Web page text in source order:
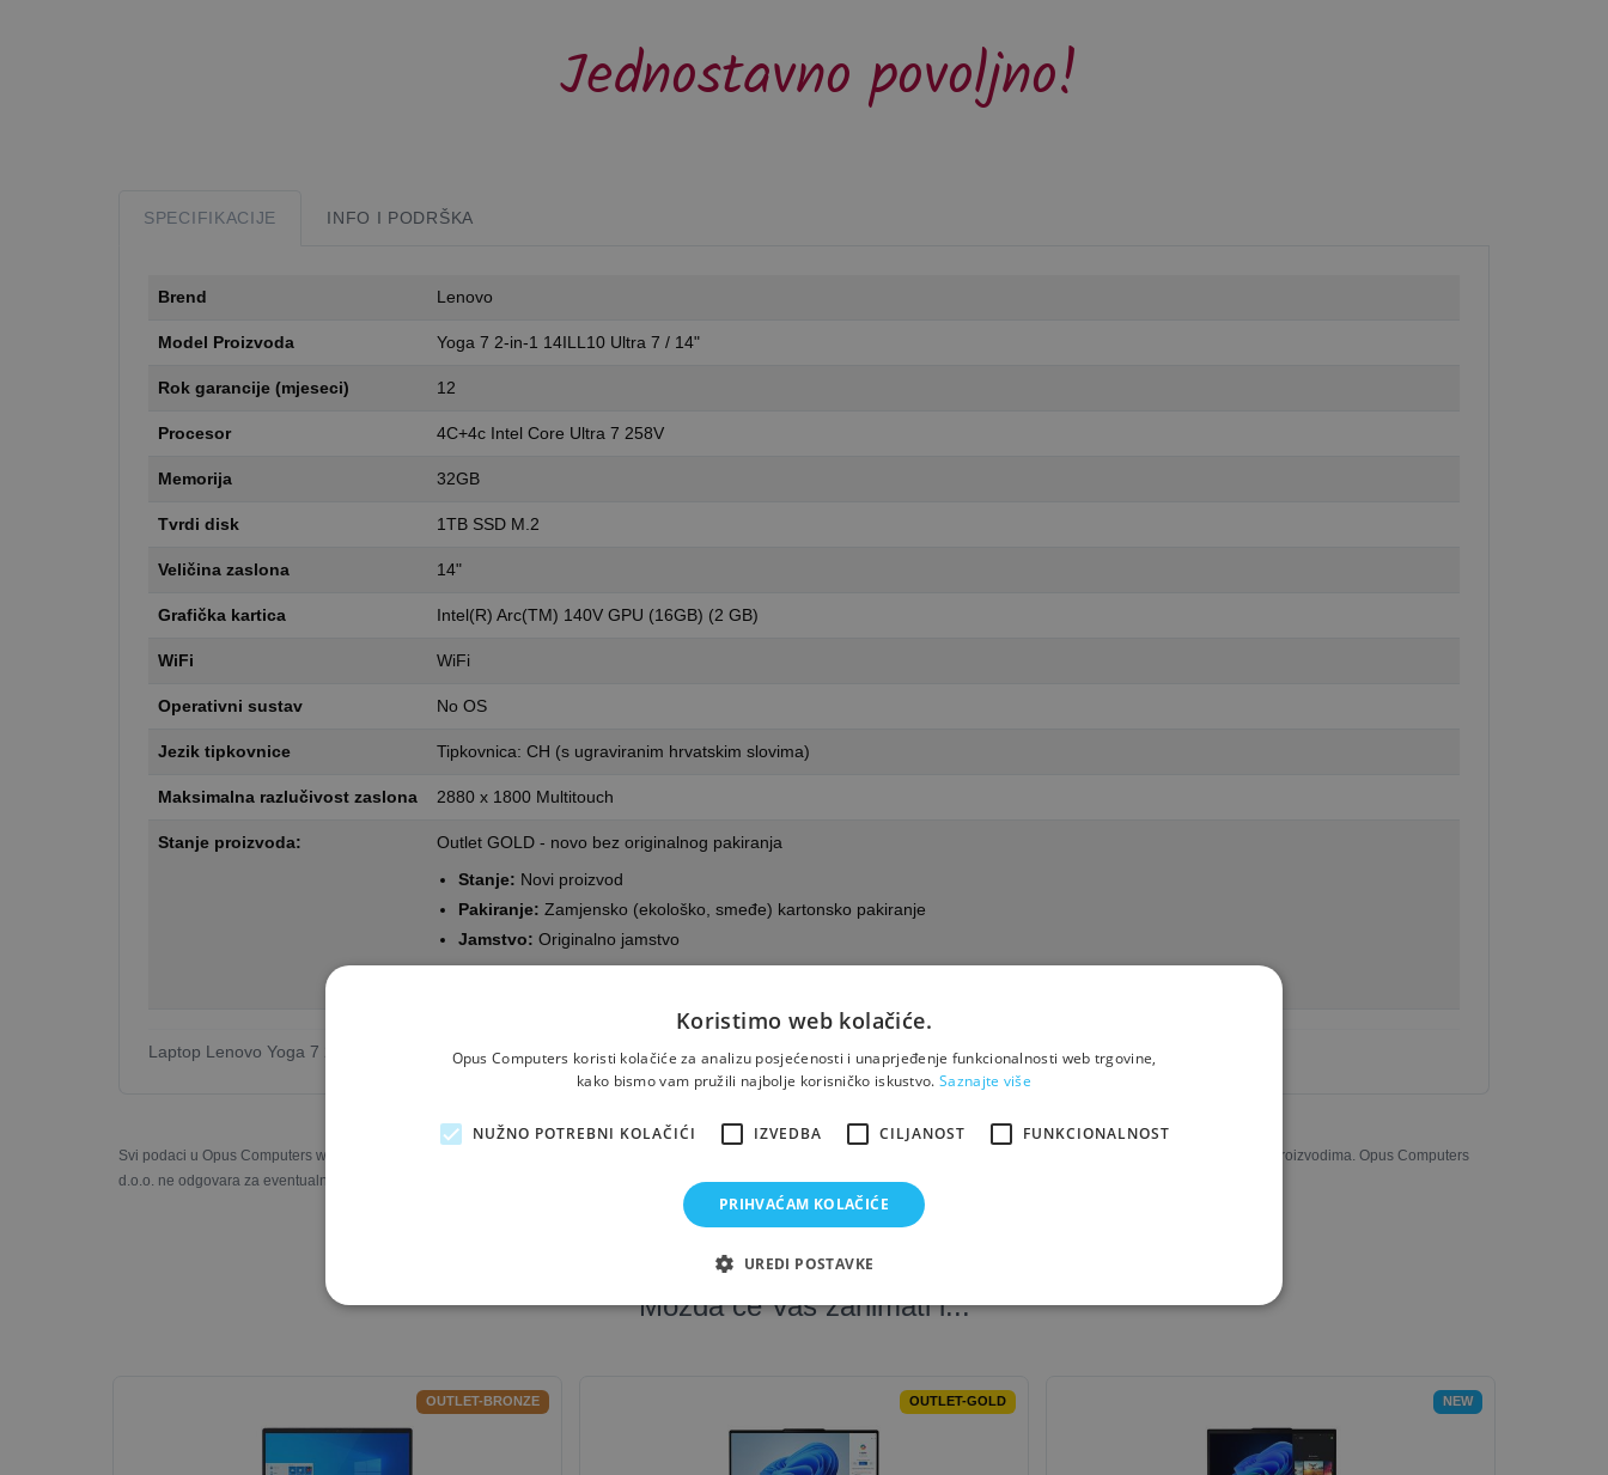
Jednostavno povoljno!
SPECIFIKACIJE INFO I PODRŠKA
Brend Lenovo
Model Proizvoda Yoga 7 2-in-1 14ILL10 Ultra 7 / 14"
Rok garancije (mjeseci) 12
Procesor 4C+4c Intel Core Ultra 7 258V
Memorija 32GB
Tvrdi disk 1TB SSD M.2
Veličina zaslona 14"
Grafička kartica Intel(R) Arc(TM) 140V GPU (16GB) (2 GB)
WiFi WiFi
Operativni sustav No OS
Jezik tipkovnice Tipkovnica: CH (s ugraviranim hrvatskim slovima)
Maksimalna razlučivost zaslona 2880 x 1800 Multitouch
Stanje proizvoda:
Outlet GOLD - novo bez originalnog pakiranja
Stanje: Novi proizvod
Pakiranje: Zamjensko (ekološko, smeđe) kartonsko pakiranje
Jamstvo: Originalno jamstvo
Laptop Lenovo Yoga 7 2-in-1 14ILL10 / Ultra 7 / 32 GB / 14"
Svi podaci u Opus Computers web trgovini prezentirani su s najboljom namjerom. Fotografije proizvoda ilustrativne su prirode i ne moraju nužno u potpunosti odgovarati stvarnim proizvodima. Opus Computers
d.o.o. ne odgovara za eventualne nesukladnosti u slikama, opisima, specifikacijama, cijenama i raspoloživim količinama proizvoda.
Možda će Vas zanimati i...
OUTLET-BRONZE OUTLET-GOLD NEW
Koristimo web kolačiće.
Opus Computers koristi kolačiće za analizu posjećenosti i unaprjeđenje funkcionalnosti web trgovine,
kako bismo vam pružili najbolje korisničko iskustvo. Saznajte više
NUŽNO POTREBNI KOLAČIĆI IZVEDBA CILJANOST FUNKCIONALNOST
PRIHVAĆAM KOLAČIĆE
UREDI POSTAVKE